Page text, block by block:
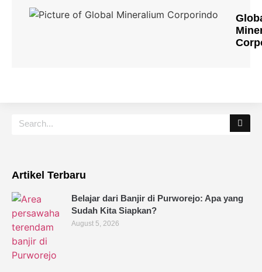
Artikel Terbaru
Belajar dari Banjir di Purworejo: Apa yang
Sudah Kita Siapkan?
August 5, 2026